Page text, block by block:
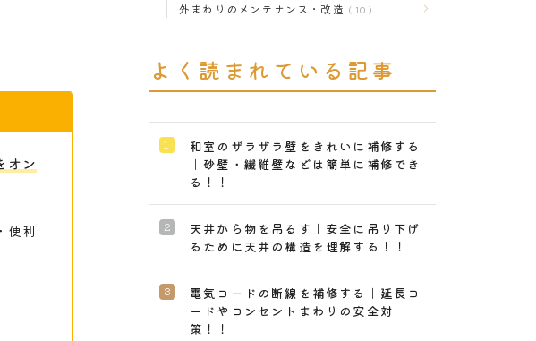
オン
便利
外まわりのメンテナンス・改造 10
よく読まれている記事
和室のザラザラ壁をきれいに補修する
｜砂壁・繊維壁などは簡単に補修でき
る！！
天井から物を吊るす｜安全に吊り下げ
るために天井の構造を理解する！！
電気コードの断線を補修する｜延長コ
ードやコンセントまわりの安全対
策！！